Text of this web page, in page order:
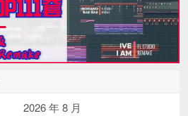
2026 年 8 月